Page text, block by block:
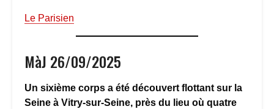
Le Parisien
MàJ 26/09/2025
Un sixième corps a été découvert flottant sur la
Seine à Vitry-sur-Seine, près du lieu où quatre